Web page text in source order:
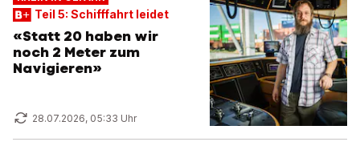
Teil 5: Schifffahrt leidet
«Statt 20 haben wir
noch 2 Meter zum
Navigieren»
28.07.2026, 05:33 Uhr